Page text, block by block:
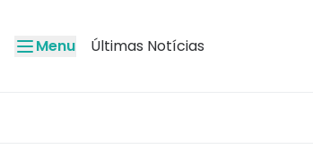
Menu Últimas Notícias